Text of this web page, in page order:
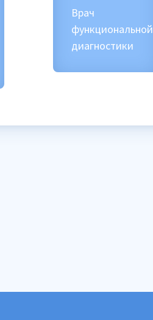
Врач
функциональной
диагностики